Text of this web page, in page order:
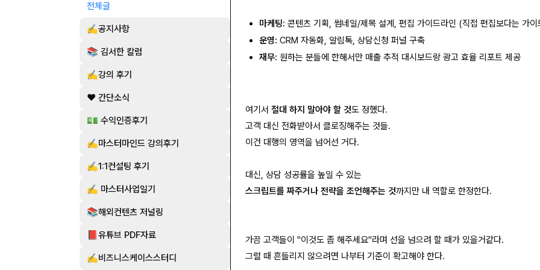
전체글
✍️공지사항
📚 김서한 칼럼
✍️강의 후기
❤️ 간단소식
💵 수익인증후기
✍️마스터마인드 강의후기
✍️1:1컨설팅 후기
✍️ 마스터사업일기
📚해외컨텐츠 저널링
📕유튜브 PDF자료
✍️비즈니스케이스스터디
마케팅: 콘텐츠 기획, 썸네일/제목 설계, 편집 가이드라인 (직접 편집보다는 가이
운영: CRM 자동화, 알림톡, 상담신청 퍼널 구축
재무: 원하는 분들에 한해서만 매출 추적 대시보드랑 광고 효율 리포트 제공
여기서 절대 하지 말아야 할 것도 정했다.
고객 대신 전화받아서 클로징해주는 것들.
이건 대행의 영역을 넘어선 거다.
대신, 상담 성공률을 높일 수 있는
스크립트를 짜주거나 전략을 조언해주는 것까지만 내 역할로 한정한다.
가끔 고객들이 "이것도 좀 해주세요"라며 선을 넘으려 할 때가 있을거같다.
그럴 때 흔들리지 않으려면 나부터 기준이 확고해야 한다.